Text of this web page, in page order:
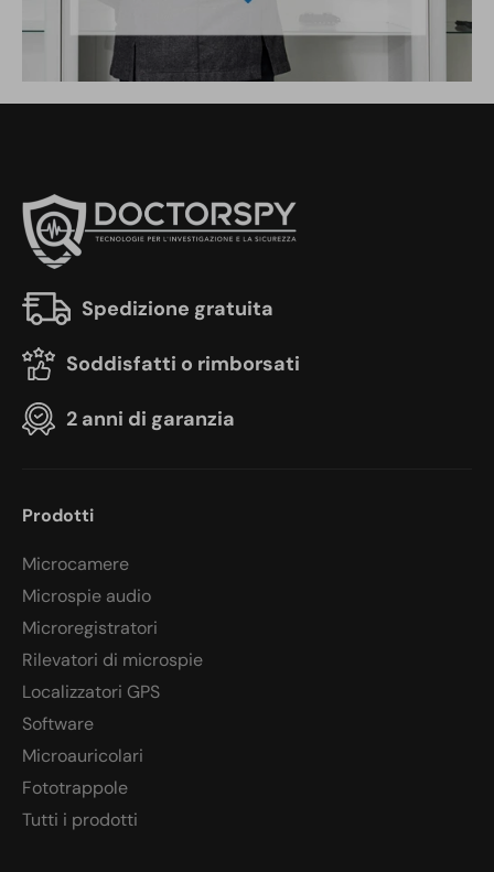
Spedizione gratuita
Soddisfatti o rimborsati
2 anni di garanzia
Prodotti
Microcamere
Microspie audio
Microregistratori
Rilevatori di microspie
Localizzatori GPS
Software
Microauricolari
Fototrappole
Tutti i prodotti